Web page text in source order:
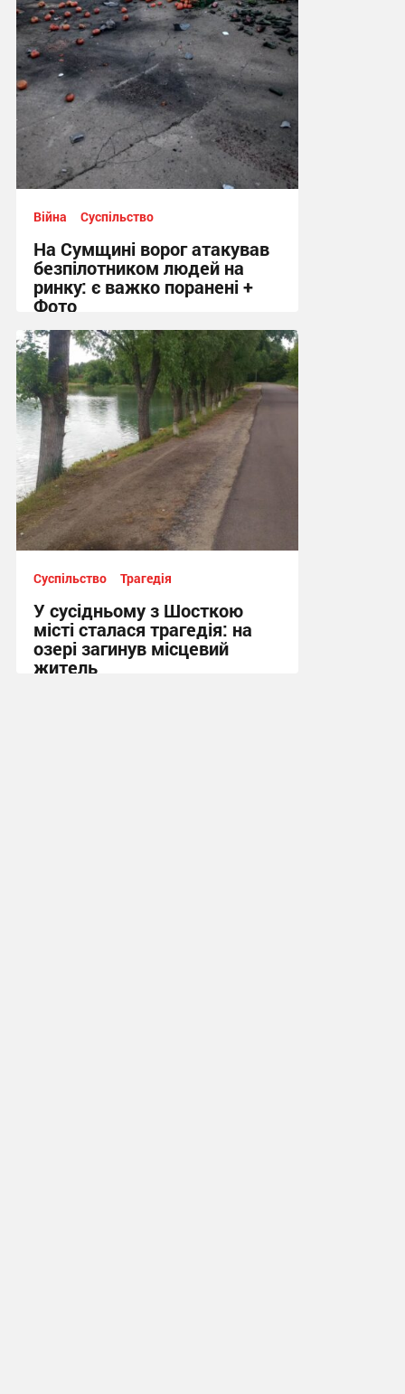
Війна Суспільство
На Сумщині ворог атакував
безпілотником людей на
ринку: є важко поранені +
Фото
10:41 вчора
Суспільство Трагедія
У сусідньому з Шосткою
місті сталася трагедія: на
озері загинув місцевий
житель